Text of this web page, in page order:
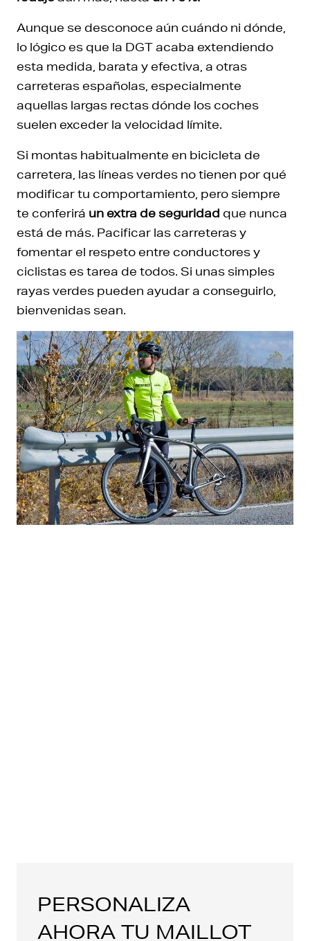
Aunque se desconoce aún cuándo ni dónde,
lo lógico es que la DGT acaba extendiendo
esta medida, barata y efectiva, a otras
carreteras españolas, especialmente
aquellas largas rectas dónde los coches
suelen exceder la velocidad límite.
Si montas habitualmente en bicicleta de
carretera, las líneas verdes no tienen por qué
modificar tu comportamiento, pero siempre
te conferirá un extra de seguridad que nunca
está de más. Pacificar las carreteras y
fomentar el respeto entre conductores y
ciclistas es tarea de todos. Si unas simples
rayas verdes pueden ayudar a conseguirlo,
bienvenidas sean.
PERSONALIZA
AHORA TU MAILLOT